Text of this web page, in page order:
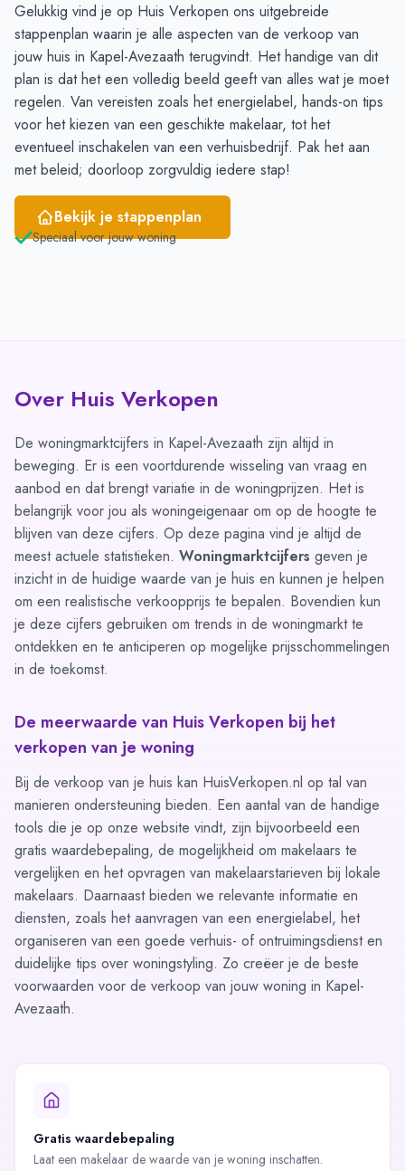
April
-
-
Mei
-
-
Juni
- -
Gelukkig vind je op Huis Verkopen ons uitgebreide
stappenplan waarin je alle aspecten van de verkoop van
jouw huis in Kapel-Avezaath terugvindt. Het handige van dit
plan is dat het een volledig beeld geeft van alles wat je moet
regelen. Van vereisten zoals het energielabel, hands-on tips
voor het kiezen van een geschikte makelaar, tot het
eventueel inschakelen van een verhuisbedrijf. Pak het aan
met beleid; doorloop zorgvuldig iedere stap!
Bekijk je stappenplan
Speciaal voor jouw woning
Over Huis Verkopen
De woningmarktcijfers in Kapel-Avezaath zijn altijd in
beweging. Er is een voortdurende wisseling van vraag en
aanbod en dat brengt variatie in de woningprijzen. Het is
belangrijk voor jou als woningeigenaar om op de hoogte te
blijven van deze cijfers. Op deze pagina vind je altijd de
meest actuele statistieken. Woningmarktcijfers geven je
inzicht in de huidige waarde van je huis en kunnen je helpen
om een realistische verkoopprijs te bepalen. Bovendien kun
je deze cijfers gebruiken om trends in de woningmarkt te
ontdekken en te anticiperen op mogelijke prijsschommelingen
in de toekomst.
De meerwaarde van Huis Verkopen bij het
verkopen van je woning
Bij de verkoop van je huis kan HuisVerkopen.nl op tal van
manieren ondersteuning bieden. Een aantal van de handige
tools die je op onze website vindt, zijn bijvoorbeeld een
gratis waardebepaling, de mogelijkheid om makelaars te
vergelijken en het opvragen van makelaarstarieven bij lokale
makelaars. Daarnaast bieden we relevante informatie en
diensten, zoals het aanvragen van een energielabel, het
organiseren van een goede verhuis- of ontruimingsdienst en
duidelijke tips over woningstyling. Zo creëer je de beste
voorwaarden voor de verkoop van jouw woning in Kapel-
Avezaath.
Gratis waardebepaling
Laat een makelaar de waarde van je woning inschatten.